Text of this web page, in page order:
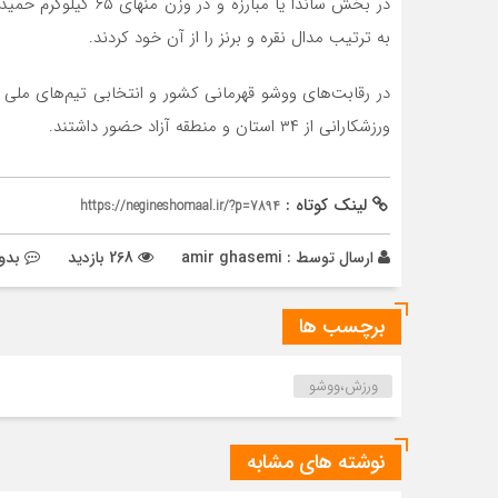
به ترتیب مدال نقره و برنز را از آن خود کردند.
ورزشکارانی از ۳۴ استان و منطقه آزاد حضور داشتند.
لینک کوتاه : https://negineshomaal.ir/?p=7894
ارسال توسط : amir ghasemi
برچسب ها
ورزش،ووشو
نوشته های مشابه